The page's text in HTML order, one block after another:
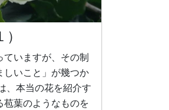
いますが、その制
しいこと」が幾つか
、本当の花を紹介す
葉のようなものを